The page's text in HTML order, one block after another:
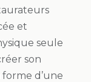
et
seule
son
d’une